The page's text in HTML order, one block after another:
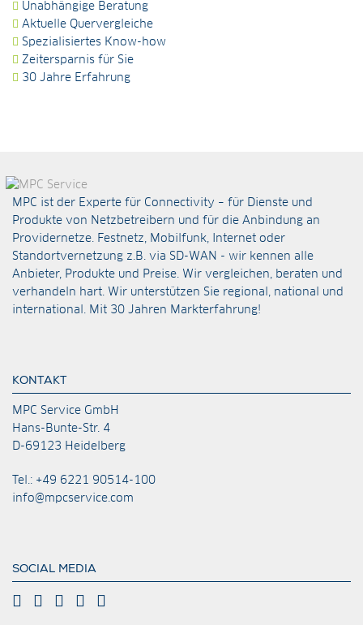
Unabhängige Beratung
Aktuelle Quervergleiche
Spezialisiertes Know-how
Zeitersparnis für Sie
30 Jahre Erfahrung
MPC ist der Experte für Connectivity – für Dienste und
Produkte von Netzbetreibern und für die Anbindung an
Providernetze. Festnetz, Mobilfunk, Internet oder
Standortvernetzung z.B. via SD-WAN - wir kennen alle
Anbieter, Produkte und Preise. Wir vergleichen, beraten und
verhandeln hart. Wir unterstützen Sie regional, national und
international. Mit 30 Jahren Markterfahrung!
KONTAKT
MPC Service GmbH
Hans-Bunte-Str. 4
D-69123 Heidelberg
Tel.: +49 6221 90514-100
info@mpcservice.com
SOCIAL MEDIA